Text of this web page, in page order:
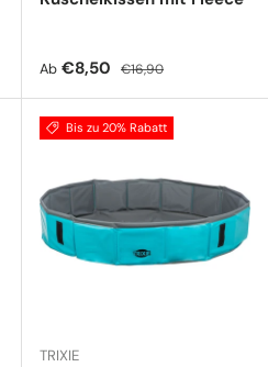
Verkaufspreis
Ab €8,50 Normaler Preis
€16,90
Bis zu 20% Rabatt
TRIXIE